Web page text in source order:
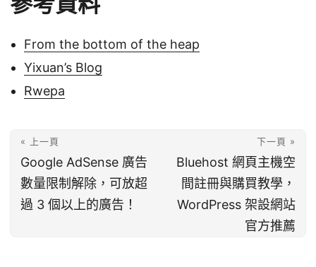
From the bottom of the heap
Yixuan’s Blog
Rwepa
« 上一頁
Google AdSense 廣告
數量限制解除，可放超
過 3 個以上的廣告！
下一頁 »
Bluehost 網頁主機空
間註冊與購買教學，
WordPress 架設網站
官方推薦